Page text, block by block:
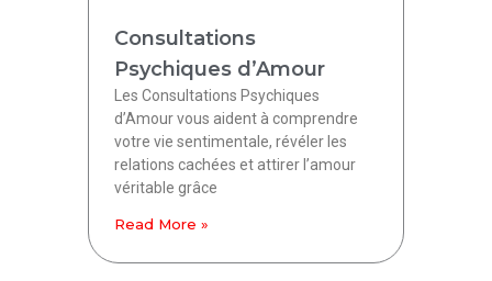
Consultations
Psychiques d’Amour
Les Consultations Psychiques
d’Amour vous aident à comprendre
votre vie sentimentale, révéler les
relations cachées et attirer l’amour
véritable grâce
Read More »